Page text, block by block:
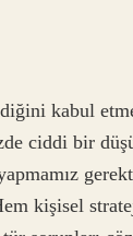
kabul
ciddi bir
kişisel